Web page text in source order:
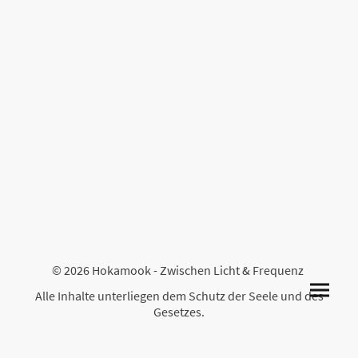
© 2026 Hokamook - Zwischen Licht & Frequenz
Alle Inhalte unterliegen dem Schutz der Seele und des
Gesetzes.